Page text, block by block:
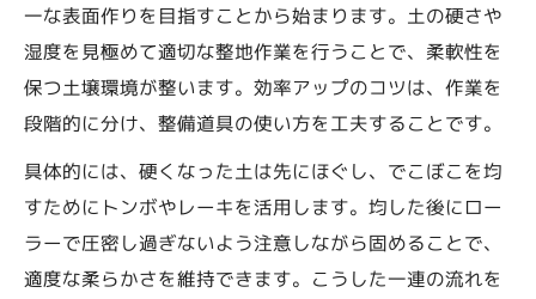
一な表面作りを目指すことから始まります。土の硬さや
湿度を見極めて適切な整地作業を行うことで、柔軟性を
保つ土壌環境が整います。効率アップのコツは、作業を
段階的に分け、整備道具の使い方を工夫することです。
具体的には、硬くなった土は先にほぐし、でこぼこを均
すためにトンボやレーキを活用します。均した後にロー
ラーで圧密し過ぎないよう注意しながら固めることで、
適度な柔らかさを維持できます。こうした一連の流れを